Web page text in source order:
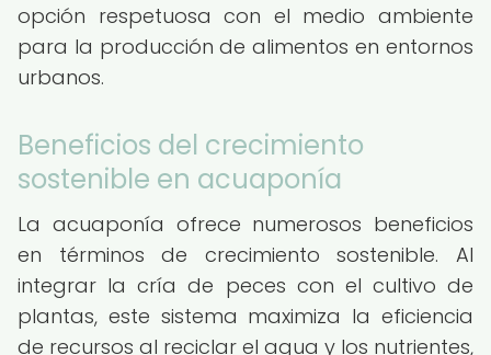
opción respetuosa con el medio ambiente
para la producción de alimentos en entornos
urbanos.
Beneficios del crecimiento
sostenible en acuaponía
La acuaponía ofrece numerosos beneficios
en términos de crecimiento sostenible. Al
integrar la cría de peces con el cultivo de
plantas, este sistema maximiza la eficiencia
de recursos al reciclar el agua y los nutrientes,